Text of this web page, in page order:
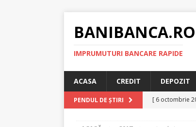
BANIBANCA.RO
IMPRUMUTURI BANCARE RAPIDE
ACASA CREDIT DEPOZIT
PENDUL DE ȘTIRI [ 6 octombrie